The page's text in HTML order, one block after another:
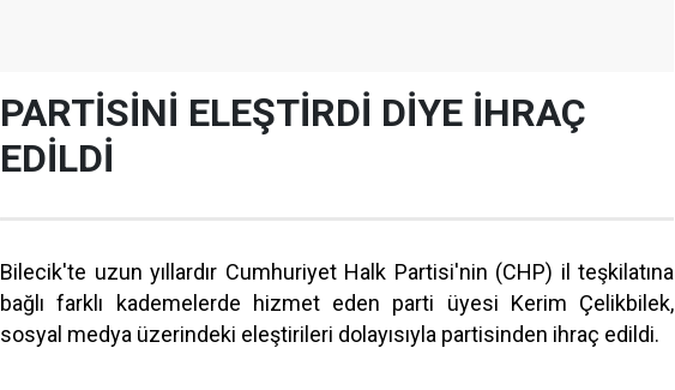
PARTİSİNİ ELEŞTİRDİ DİYE İHRAÇ
EDİLDİ
Bilecik'te uzun yıllardır Cumhuriyet Halk Partisi'nin (CHP) il teşkilatına
bağlı farklı kademelerde hizmet eden parti üyesi Kerim Çelikbilek,
sosyal medya üzerindeki eleştirileri dolayısıyla partisinden ihraç edildi.